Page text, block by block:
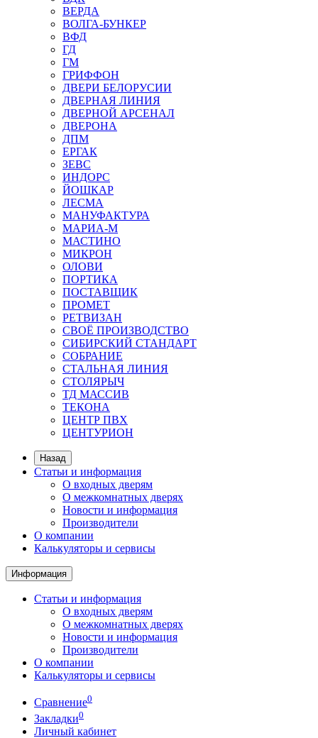
ВЕРДА
ВОЛГА-БУНКЕР
ВФД
ГД
ГМ
ГРИФФОН
ДВЕРИ БЕЛОРУСИИ
ДВЕРНАЯ ЛИНИЯ
ДВЕРНОЙ АРСЕНАЛ
ДВЕРОНА
ДПМ
ЕРГАК
ЗЕВС
ИНДОРС
ЙОШКАР
ЛЕСМА
МАНУФАКТУРА
МАРИА-М
МАСТИНО
МИКРОН
ОЛОВИ
ПОРТИКА
ПОСТАВЩИК
ПРОМЕТ
РЕТВИЗАН
СВОЁ ПРОИЗВОДСТВО
СИБИРСКИЙ СТАНДАРТ
СОБРАНИЕ
СТАЛЬНАЯ ЛИНИЯ
СТОЛЯРЫЧ
ТД МАССИВ
ТЕКОНА
ЦЕНТР ПВХ
ЦЕНТУРИОН
Назад
Статьи и информация
О входных дверям
О межкомнатных дверях
Новости и информация
Производители
О компании
Калькуляторы и сервисы
Информация
Статьи и информация
О входных дверям
О межкомнатных дверях
Новости и информация
Производители
О компании
Калькуляторы и сервисы
Сравнение0
Закладки0
Личный кабинет